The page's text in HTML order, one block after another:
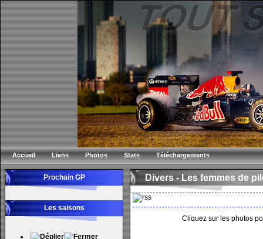
Accueil Liens Photos Stats Téléchargements
Prochain GP
Les saisons
Divers - Les femmes de
Cliquez sur les photos